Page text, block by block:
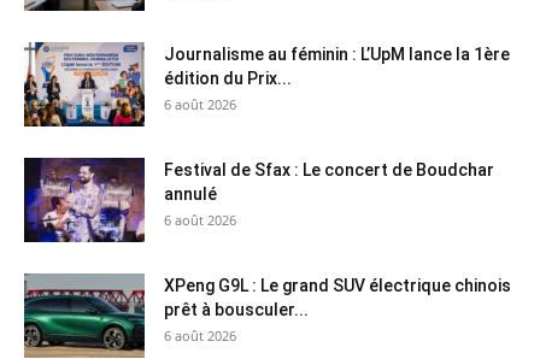
Journalisme au féminin : L’UpM lance la 1ère
édition du Prix...
6 août 2026
Festival de Sfax : Le concert de Boudchar
annulé
6 août 2026
XPeng G9L : Le grand SUV électrique chinois
prêt à bousculer...
6 août 2026